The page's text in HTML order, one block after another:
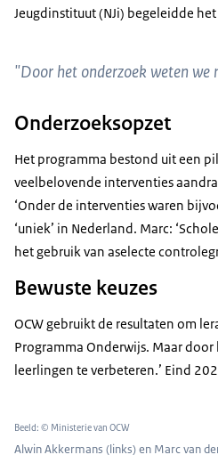
Jeugdinstituut (NJi) begeleidde
"Door het onderzoek weten we
Onderzoeksopzet
Het programma bestond uit een
veelbelovende interventies
‘Onder de interventies waren
‘uniek’ in Nederland. Marc:
het gebruik van aselecte
Bewuste keuzes
OCW gebruikt de resultaten om
Programma Onderwijs. Maar
leerlingen te verbeteren.’ Eind
Beeld: © Ministerie van OCW
Alwin Akkermans (links) en Marc van